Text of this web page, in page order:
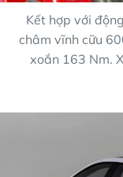
Kết hợp với
châm vĩnh cữu
xoắn 163 Nm.